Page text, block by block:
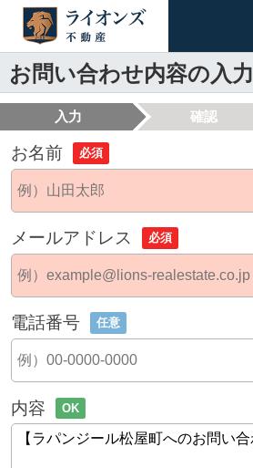
お問い合わせ内容の入力
入力 確認
お名前 必須
メールアドレス 必須
電話番号 任意
内容 OK